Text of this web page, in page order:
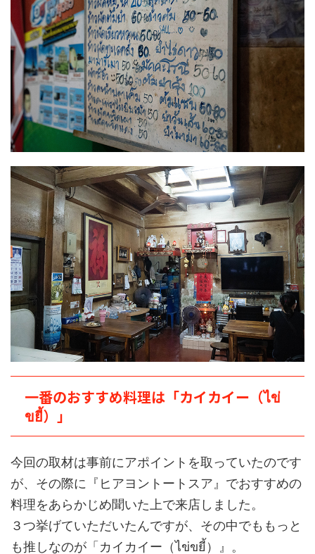
一番のおすすめ料理は「カイカイー（ไข่
ขยี้）」
今回の取材は事前にアポイントを取っていたのです
が、その際に『ヒアヨントートスア』でおすすめの
料理をあらかじめ聞いた上で来店しました。
３つ挙げていただいたんですが、その中でももっと
も推しなのが「カイカイー（ไข่ขยี้）』。